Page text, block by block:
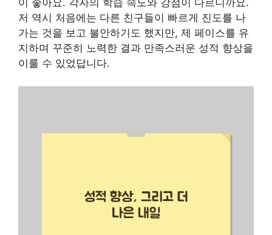
저 역시 처음에는 다른 친구들이 빠르게 진도를 나
가는 것을 보고 불안하기도 했지만, 제 페이스를 유
지하며 꾸준히 노력한 결과 만족스러운 성적 향상을
이룰 수 있었답니다.